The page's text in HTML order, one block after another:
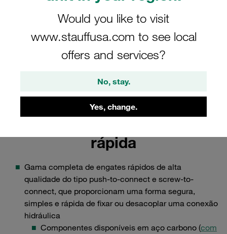
Would you like to visit
www.stauffusa.com to see local
offers and services?
No, stay.
Yes, change.
Razões para escolher a STAUFF
Acoplamentos de libertação
rápida
Gama completa de engates rápidos de alta
qualidade do tipo push-to-connect e screw-to-
connect, que proporcionam uma forma segura,
simples e rápida de fixar ou desacoplar uma conexão
hidráulica
Componentes disponíveis em aço carbono (com